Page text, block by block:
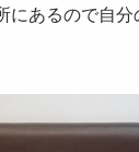
にあるので自